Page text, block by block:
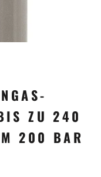
ZU 240
200 BAR